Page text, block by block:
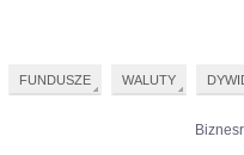
FUNDUSZE WALUTY